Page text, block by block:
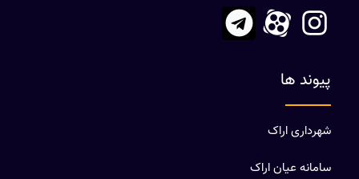
پیوند ها
شهرداری اراک
سامانه عیان اراک